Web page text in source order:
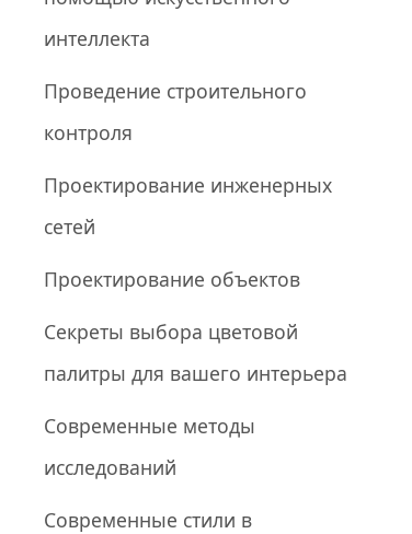
интеллекта
Проведение строительного
контроля
Проектирование инженерных
сетей
Проектирование объектов
Секреты выбора цветовой
палитры для вашего интерьера
Современные методы
исследований
Современные стили в